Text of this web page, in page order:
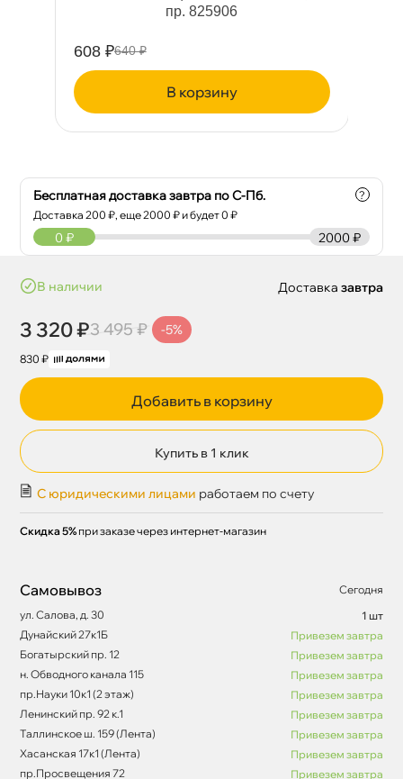
пр. 825906
608 ₽640 ₽
корзину
Бесплатная доставка завтра по С-Пб.
Доставка200 ₽, еще2000 ₽ и будет 0 ₽
?
2000 ₽
0 ₽
наличии
3 320 ₽3 495 ₽ -5%
830 ₽
Доставка завтра
Добавить в корзину
Купить в 1 клик
С юридическими лицами работаем по счету
Скидка 5% при заказе через интернет-магазин
Самовывоз
Сегодня
ул. Салова, д. 30
1 шт
Дунайский 27к1Б
Привезем завтра
Богатырский пр. 12
Привезем завтра
н. Обводного канала 115
Привезем завтра
пр.Науки 10к1 (2 этаж)
Привезем завтра
Ленинский пр. 92 к.1
Привезем завтра
Таллинское ш. 159 (Лента)
Привезем завтра
Хасанская 17к1 (Лента)
Привезем завтра
пр.Просвещения 72
Привезем завтра